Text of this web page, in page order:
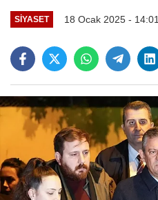
SIYASET 18 Ocak 2025 - 14:01